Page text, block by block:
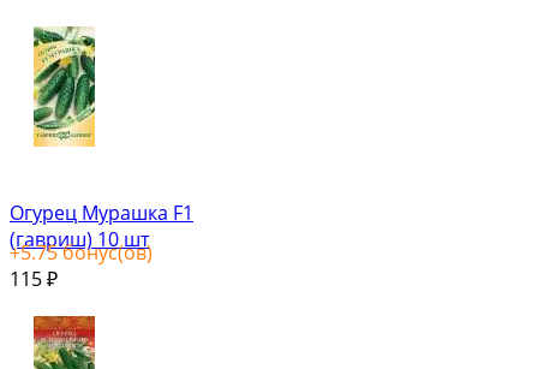
Огурец Мурашка F1
(гавриш) 10 шт
+5.75бонус(ов)
115 ₽